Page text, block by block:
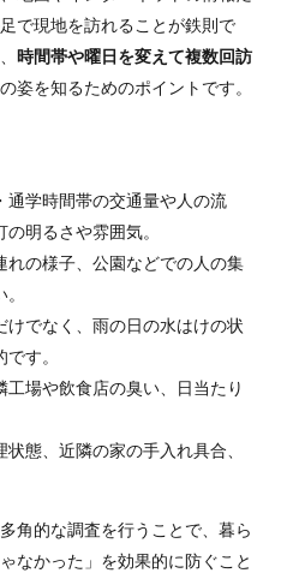
で現地を訪れることが鉄則で
時間帯や曜日を変えて複数回訪
姿を知るためのポイントです。
通学時間帯の交通量や人の流
明るさや雰囲気。
れの様子、公園などでの人の集
けでなく、雨の日の水はけの状
す。
工場や飲食店の臭い、日当たり
状態、近隣の家の手入れ具合、
角的な調査を行うことで、暮ら
なかった」を効果的に防ぐこと